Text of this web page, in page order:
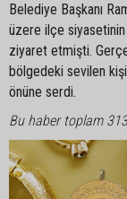
Belediye Başkanı
üzere ilçe siyasetinin
ziyaret etmişti.
bölgedeki sevilen
önüne serdi.
Bu haber toplam